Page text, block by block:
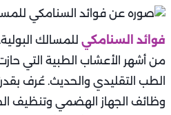
فوائد السنامكي للمسالك
من أشهر الأعشاب الطبية التي
الطب التقليدي والحديث. عُرف
وظائف الجهاز الهضمي وتنظيف